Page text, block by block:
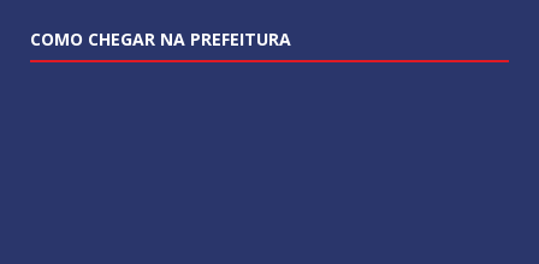
COMO CHEGAR NA PREFEITURA